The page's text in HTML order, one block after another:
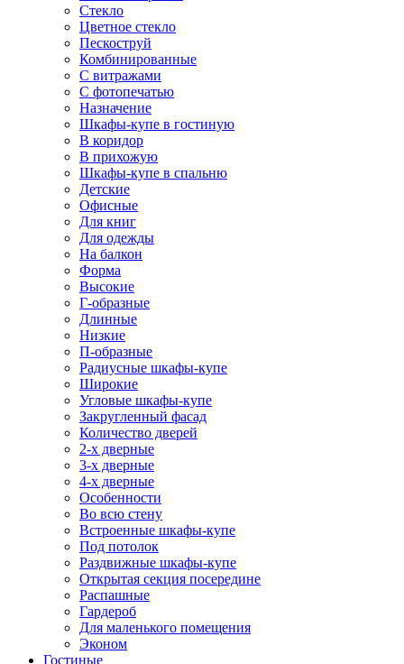
Стекло
Цветное стекло
Пескоструй
Комбинированные
С витражами
С фотопечатью
Назначение
Шкафы-купе в гостиную
В коридор
В прихожую
Шкафы-купе в спальню
Детские
Офисные
Для книг
Для одежды
На балкон
Форма
Высокие
Г-образные
Длинные
Низкие
П-образные
Радиусные шкафы-купе
Широкие
Угловые шкафы-купе
Закругленный фасад
Количество дверей
2-х дверные
3-х дверные
4-х дверные
Особенности
Во всю стену
Встроенные шкафы-купе
Под потолок
Раздвижные шкафы-купе
Открытая секция посередине
Распашные
Гардероб
Для маленького помещения
Эконом
Гостиные